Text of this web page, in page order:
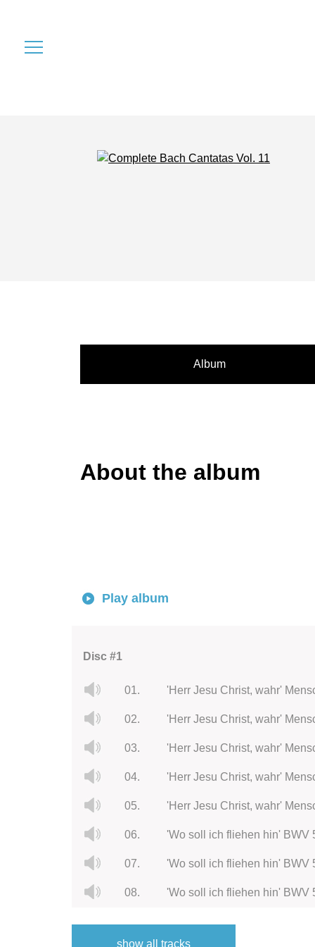
Album
About the album
Play album
Disc #1
01. 'Herr Jesu Christ, wahr'
02.
03. 'Herr Jesu Christ, wahr'
04.
05. 'Herr Jesu Christ, wahr'
06. 'Wo soll ich fliehen hin' BWV
07. 'Wo soll ich fliehen hin' BWV
08. 'Wo soll ich fliehen hin' BWV
show all tracks